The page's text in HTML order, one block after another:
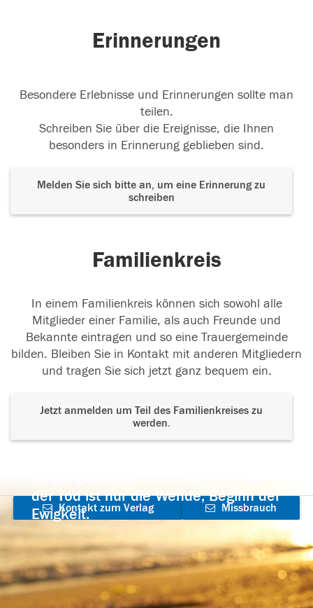
Erinnerungen
Besondere Erlebnisse und Erinnerungen sollte man
teilen.
Schreiben Sie über die Ereignisse, die Ihnen
besonders in Erinnerung geblieben sind.
Melden Sie sich bitte an, um eine Erinnerung zu
schreiben
Familienkreis
In einem Familienkreis können sich sowohl alle
Mitglieder einer Familie, als auch Freunde und
Bekannte eintragen und so eine Trauergemeinde
bilden. Bleiben Sie in Kontakt mit anderen Mitgliedern
und tragen Sie sich jetzt ganz bequem ein.
Jetzt anmelden um Teil des Familienkreises zu
werden.
der Tod ist nur die Wende, Beginn der
Ewigkeit.
Kontakt zum Verlag
aufnehmen
Missbrauch